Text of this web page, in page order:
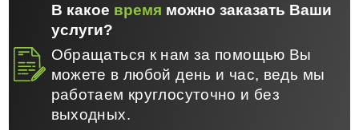
В какое время можно заказать Ваши
услуги?
Обращаться к нам за помощью Вы
можете в любой день и час, ведь мы
работаем круглосуточно и без
выходных.